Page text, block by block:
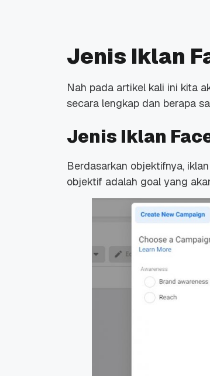
20
Jenis Iklan
Nah pada artikel kali ini kita
secara lengkap dan berapa
Jenis Iklan
Berdasarkan objektifnya,
objektif adalah goal yang